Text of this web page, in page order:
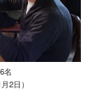
名
2日）